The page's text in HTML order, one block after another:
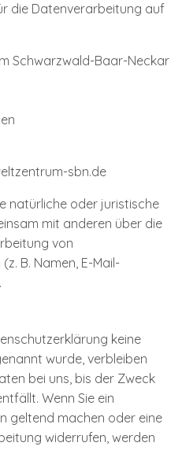
die Datenverarbeitung auf
Schwarzwald-Baar-Neckar
sbn.de
natürliche oder juristische
mit anderen über die
von
B. Namen, E-Mail-
keine
wurde, verbleiben
bei uns, bis der Zweck
Wenn Sie ein
geltend machen oder eine
widerrufen, werden